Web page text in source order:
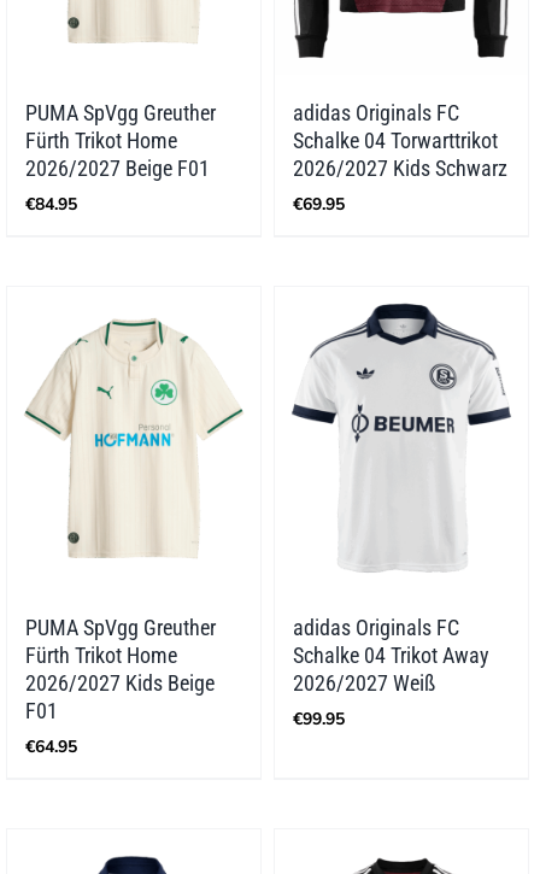
PUMA SpVgg Greuther
Fürth Trikot Home
2026/2027 Beige F01
€84.95
adidas Originals FC
Schalke 04 Torwarttrikot
2026/2027 Kids Schwarz
€69.95
PUMA SpVgg Greuther
Fürth Trikot Home
2026/2027 Kids Beige
F01
€64.95
adidas Originals FC
Schalke 04 Trikot Away
2026/2027 Weiß
€99.95